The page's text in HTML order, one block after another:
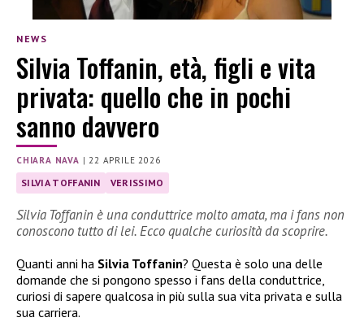
NEWS
Silvia Toffanin, età, figli e vita
privata: quello che in pochi
sanno davvero
CHIARA NAVA | 22 APRILE 2026
SILVIA TOFFANIN VERISSIMO
Silvia Toffanin è una conduttrice molto amata, ma i fans non
conoscono tutto di lei. Ecco qualche curiosità da scoprire.
Quanti anni ha Silvia Toffanin? Questa è solo una delle
domande che si pongono spesso i fans della conduttrice,
curiosi di sapere qualcosa in più sulla sua vita privata e sulla
sua carriera.